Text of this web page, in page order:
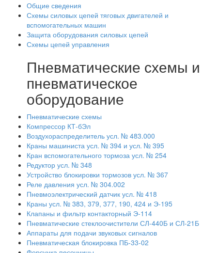
Общие сведения
Схемы силовых цепей тяговых двигателей и
вспомогательных машин
Защита оборудования силовых цепей
Схемы цепей управления
Пневматические схемы и
пневматическое
оборудование
Пневматические схемы
Компрессор КТ-бЭл
Воздухораспределитель усл. № 483.000
Краны машиниста усл. № 394 и усл. № 395
Кран вспомогательного тормоза усл. № 254
Редуктор усл. № 348
Устройство блокировки тормозов усл. № 367
Реле давления усл. № 304.002
Пневмоэлектрический датчик усл. № 418
Краны усл. № 383, 379, 377, 190, 424 и Э-195
Клапаны и фильтр контакторный Э-114
Пневматические стеклоочистители СЛ-440Б и СЛ-21Б
Аппараты для подачи звуковых сигналов
Пневматическая блокировка ПБ-33-02